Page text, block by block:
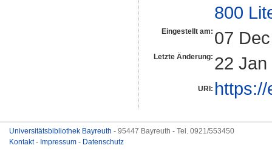
800
Eingestellt am: 07
Letzte Änderung: 22
URI:
Universitätsbibliothek Bayreuth - 95447 Bayreuth - Tel. 0921/553450
Kontakt- Impressum - Datenschutz